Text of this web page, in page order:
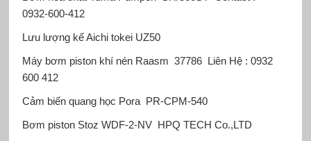
0932-600-412
Lưu lượng kế Aichi tokei UZ50
Máy bơm piston khí nén Raasm 37786 Liên Hệ : 0932
600 412
Cảm biến quang học PoraPR-CPM-540
Bơm piston Stoz WDF-2-NV HPQ TECH Co.,LTD